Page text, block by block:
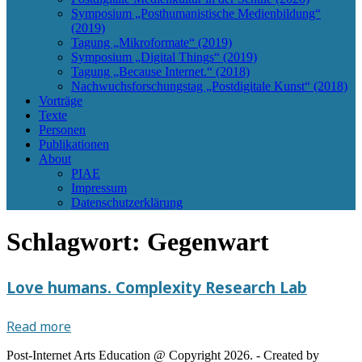
Symposium „Posthumanistische Medienbildung“
(2019)
Tagung „Mikroformate“ (2019)
Symposium „Digital Things“ (2019)
Tagung „Because Internet.“ (2018)
Nachwuchsforschungstag „Postdigitale Kunst“ (2018)
Vorträge
Texte
Personen
Publikationen
About
PIAE
Impressum
Datenschutzerklärung
Schlagwort: Gegenwart
Love humans. Complexity Research Lab
Read moreLove
Post-Internet Arts Education @ Copyright 2026. - Created by